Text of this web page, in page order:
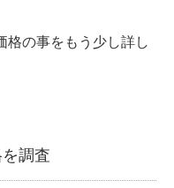
格の事をもう少し詳し
調査